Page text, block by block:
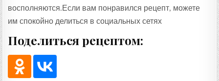
восполняются.Если вам понравился рецепт, можете
им спокойно делиться в социальных сетях
Поделиться рецептом: